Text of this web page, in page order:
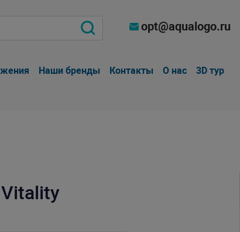
opt@aqualogo.ru
Наши бренды Контакты О нас 3D тур